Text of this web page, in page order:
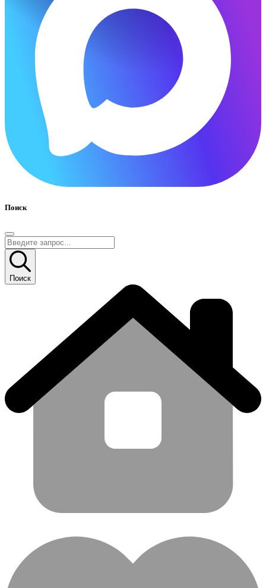
Поиск
Поиск